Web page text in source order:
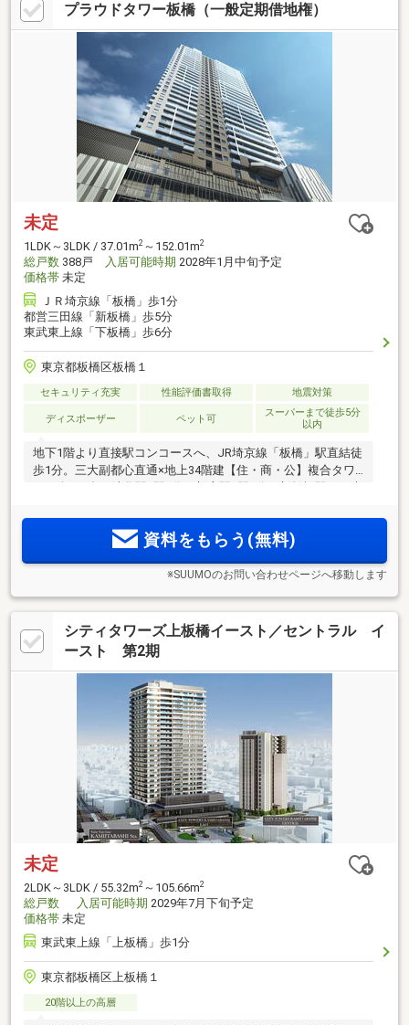
プラウドタワー板橋（一般定期借地権）
未定
1LDK～3LDK / 37.01m2 ～152.01m2
総戸数 388戸 入居可能時期 2028年1月中旬予定
価格帯 未定
ＪＲ埼京線「板橋」歩1分
都営三田線「新板橋」歩5分
東武東上線「下板橋」歩6分
東京都板橋区板橋１
セキュリティ充実 性能評価書取得 地震対策
ディスポーザー ペット可
スーパーまで徒歩5分
以内
地下1階より直接駅コンコースへ、JR埼京線「板橋」駅直結徒
歩1分。三大副都心直通×地上34階建【住・商・公】複合タワ
駅前。天井高約2.56m～2.66m、制振構造、各階ゴミ置場、24
時間有人管理を採用 資料をもらう(無料)
※SUUMOのお問い合わせページへ移動します
シティタワーズ上板橋イースト／セントラル イ
ースト 第2期
未定
2LDK～3LDK / 55.32m2 ～105.66m2
総戸数 入居可能時期 2029年7月下旬予定
価格帯 未定
東武東上線「上板橋」歩1分
東京都板橋区上板橋１
20階以上の高層